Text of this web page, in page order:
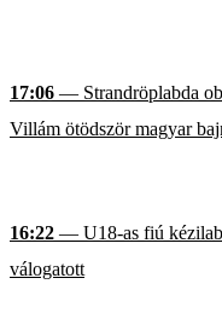
17:06 — Strandröplabda
Villám ötödször magyar
16:22 — U18-as fiú
válogatott